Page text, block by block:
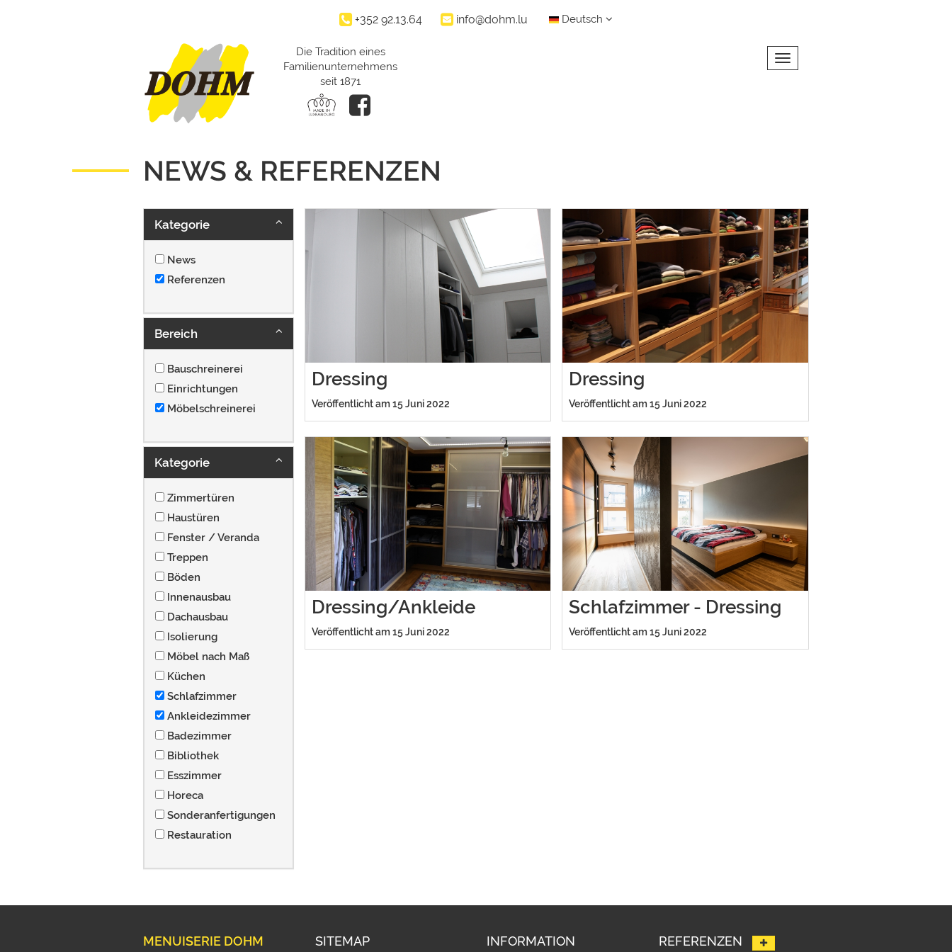
+352 92.13.64 info@dohm.lu Deutsch
Die Tradition eines
Familienunternehmens
seit 1871
Toggle navigation
NEWS & REFERENZEN
Kategorie
News
Referenzen
Bereich
Bauschreinerei
Einrichtungen
Möbelschreinerei
Kategorie
Zimmertüren
Haustüren
Fenster / Veranda
Treppen
Böden
Innenausbau
Dachausbau
Isolierung
Möbel nach Maß
Küchen
Schlafzimmer
Ankleidezimmer
Badezimmer
Bibliothek
Esszimmer
Horeca
Sonderanfertigungen
Restauration
Dressing
Veröffentlicht am 15 Juni 2022
Dressing
Veröffentlicht am 15 Juni 2022
Dressing/Ankleide
Veröffentlicht am 15 Juni 2022
Schlafzimmer - Dressing
Veröffentlicht am 15 Juni 2022
MENUISERIE DOHM SITEMAP INFORMATION REFERENZEN